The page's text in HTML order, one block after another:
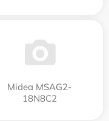
Midea MSAG2-
18N8C2